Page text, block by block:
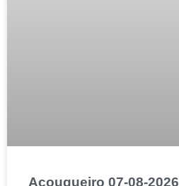
Açougueiro 07-08-2026